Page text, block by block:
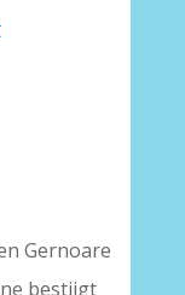
Gernoare
bestijgt